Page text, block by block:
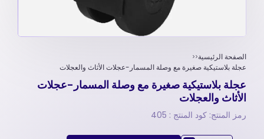
الصفحة الرئيسية
عجلة بلاستيكية صغيرة مع وصلة المسمار-عجلات الأثاث والعجلات
عجلة بلاستيكية صغيرة مع وصلة المسمار-عجلات
الأثاث والعجلات
رمز المنتج: كود المنتج : 405